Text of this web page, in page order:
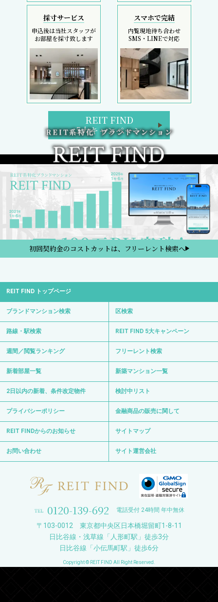
採寸サービス
申込後は当社スタッフが
お部屋を採寸致します
スマホで完結
内覧現地待ち合わせ
SMS・LINEで対応
REIT FIND
5大キャンペーン
初回契約金のコストカットは、フリーレント検索へ
REIT FIND トップページ
ブランドマンション検索 区検索
路線・駅検索 REIT FIND 5大キャンペーン
週間／閲覧ランキング フリーレント検索
新着部屋一覧 新築マンション一覧
2日以内の新着、条件改定物件 検討中リスト
プライバシーポリシー 金融商品の販売に関して
REIT FINDからのお知らせ サイトマップ
お問い合わせ サイト運営会社
0120-139-692 電話受付 24時間 年中無休
〒103-0012 東京都中央区日本橋堀留町1-8-11
日比谷線・浅草線「人形町駅」徒歩3分
日比谷線「小伝馬町駅」徒歩6分
Copyright © REIT FIND All Right Reserved.